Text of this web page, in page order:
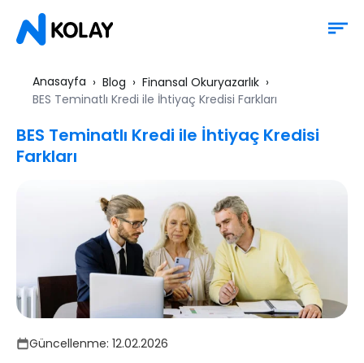
Anasayfa Blog
Finansal Okuryazarlık
BES Teminatlı Kredi ile İhtiyaç Kredisi Farkları
BES Teminatlı Kredi ile İhtiyaç Kredisi
Farkları
Güncellenme: 12.02.2026